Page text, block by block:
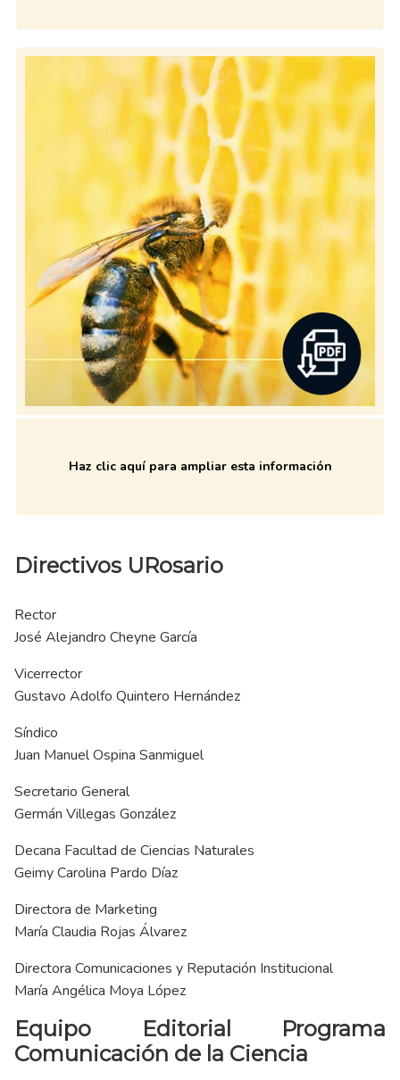
Haz clic aquí para ampliar esta información
Directivos URosario
Rector
José Alejandro Cheyne García
Vicerrector
Gustavo Adolfo Quintero Hernández
Síndico
Juan Manuel Ospina Sanmiguel
Secretario General
Germán Villegas González
Decana Facultad de Ciencias Naturales
Geimy Carolina Pardo Díaz
Directora de Marketing
María Claudia Rojas Álvarez
Directora Comunicaciones y Reputación Institucional
María Angélica Moya López
Equipo Editorial Programa
Comunicación de la Ciencia